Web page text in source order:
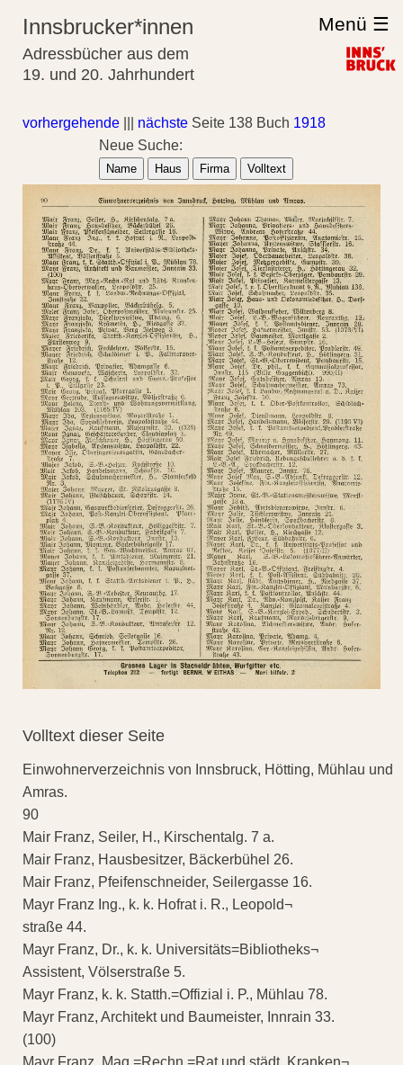
Innsbrucker*innen
Adressbücher aus dem
19. und 20. Jahrhundert
Menü ☰
vorhergehende nächste Seite 138 Buch 1918
Neue Suche:
Name Haus Firma Volltext
Volltext dieser Seite
Einwohnerverzeichnis von Innsbruck, Hötting, Mühlau und
Amras.
90
Mair Franz, Seiler, H., Kirschentalg. 7 a.
Mair Franz, Hausbesitzer, Bäckerbühel 26.
Mair Franz, Pfeifenschneider, Seilergasse 16.
Mayr Franz Ing., k. k. Hofrat i. R., Leopold¬
straße 44.
Mayr Franz, Dr., k. k. Universitäts=Bibliotheks¬
Assistent, Völserstraße 5.
Mayr Franz, k. k. Statth.=Offizial i. P., Mühlau 78.
Mayr Franz, Architekt und Baumeister, Innrain 33.
(100)
Mayr Franz, Mag.=Rechn.=Rat und städt. Kranken¬